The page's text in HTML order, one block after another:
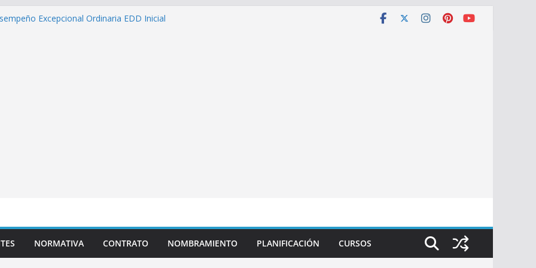
Excepcional Ordinaria EDD Inicial
NORMATIVA CONTRATO NOMBRAMIENTO PLANIFICACIÓN CURSOS